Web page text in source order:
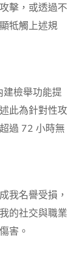
擊，或透過不
牴觸上述規
建檢舉功能提
此為針對性攻
過 72 小時無
我名譽受損，
的社交與職業
害。